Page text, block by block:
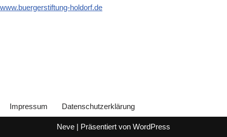
www.buergerstiftung-holdorf.de
Impressum Datenschutzerklärung
Neve | Präsentiert von WordPress